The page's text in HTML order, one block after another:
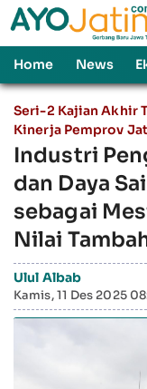
Home News
Seri-2 Kajian Akhir
Kinerja Pemprov
Industri
dan Daya
sebagai
Nilai
Ulul Albab
Kamis, 11 Des 2025